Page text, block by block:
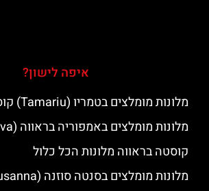
איפה לישון?
מלונות מומלצים בטמריו (Tamariu) קוסטה בראווה
מלונות מומלצים באמפוריה בראווה (Empuriabrava)
קוסטה בראווה מלונות הכל כלול
מלונות מומלצים בסנטה סוזנה (Santa Susanna)